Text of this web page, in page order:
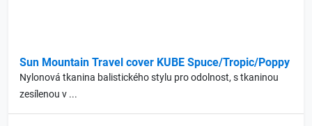
Sun Mountain Travel cover KUBE Spuce/Tropic/Poppy
Nylonová tkanina balistického stylu pro odolnost, s tkaninou
zesílenou v ...